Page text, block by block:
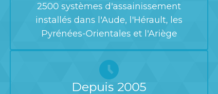
2500 systèmes d'assainissement
installés dans l'Aude, l'Hérault, les
Pyrénées-Orientales et l'Ariège
Depuis 2005